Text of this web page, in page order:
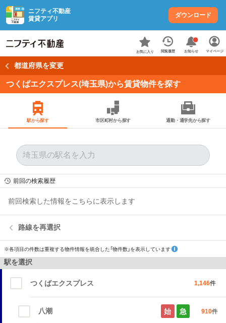
ニフティ不動産
賃貸アプリ
ダウンロード
お気に入り 閲覧履歴 お知らせ マイページ
都道府県を変更
つくばエクスプレス(埼玉県)から賃貸物件を探す
駅から探す 市区町村から探す 通勤・通学先から探す
前回の検索履歴
前回検索した情報をこちらに表示します
路線を再選択
※各項目の件数は重複する物件情報を統合した「物件数」を表示しています
駅を選択
つくばエクスプレス 1,146件
八潮 始 急 910件